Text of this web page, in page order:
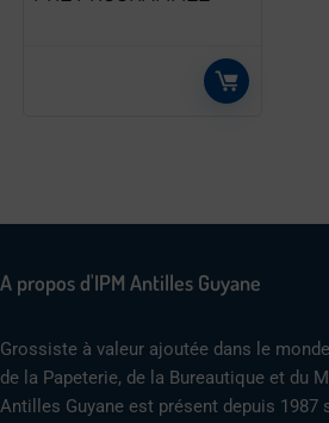
A propos d'IPM Antilles Guyane
Grossiste à valeur ajoutée dans le
de la Papeterie, de la Bureautique et du
Antilles Guyane est présent depuis 1987